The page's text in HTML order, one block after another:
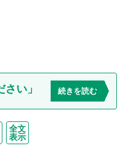
い」 続きを読む
全文
表示